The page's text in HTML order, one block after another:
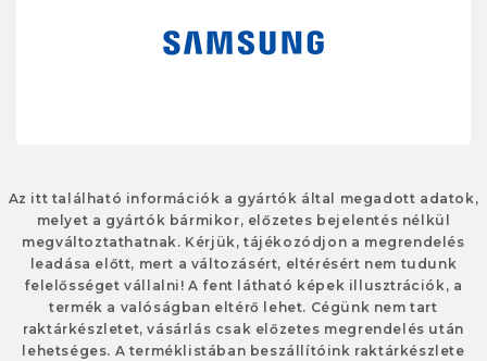
Az itt található információk a gyártók által megadott adatok,
melyet a gyártók bármikor, előzetes bejelentés nélkül
megváltoztathatnak. Kérjük, tájékozódjon a megrendelés
leadása előtt, mert a változásért, eltérésért nem tudunk
felelősséget vállalni! A fent látható képek illusztrációk, a
termék a valóságban eltérő lehet. Cégünk nem tart
raktárkészletet, vásárlás csak előzetes megrendelés után
lehetséges. A terméklistában beszállítóink raktárkészlete